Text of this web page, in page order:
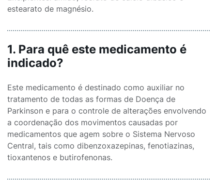
estearato de magnésio.
1. Para quê este medicamento é
indicado?
Este medicamento é destinado como auxiliar no
tratamento de todas as formas de Doença de
Parkinson e para o controle de alterações envolvendo
a coordenação dos movimentos causadas por
medicamentos que agem sobre o Sistema Nervoso
Central, tais como dibenzoxazepinas, fenotiazinas,
tioxantenos e butirofenonas.